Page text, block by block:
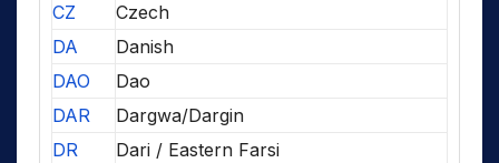
CZ
Czech
DA
Danish
DAO
Dao
DAR
Dargwa/Dargin
DR
Dari / Eastern Farsi